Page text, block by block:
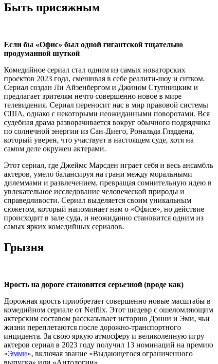
Быть присяжным
Если бы «Офис» был одной гигантской тщательно
продуманной шуткой
Комедийное сериал стал одним из самых новаторских
проектов 2023 года, смешивая в себе реалити-шоу и ситком.
Сериал создан Ли Айзенбергом и Джином Ступницким и
предлагает зрителям нечто совершенно новое в мире
телевидения. Сериал переносит нас в мир правовой системы
США, однако с некоторыми неожиданными поворотами. Вся
судебная драма разворачивается вокруг обычного подрядчика
по солнечной энергии из Сан-Диего, Рональда Глэддена,
который уверен, что участвует в настоящем суде, хотя на
самом деле окружен актерами.
Этот сериал, где Джеймс Марсден играет себя и весь ансамбль
актеров, умело балансируя на грани между моральными
дилеммами и развлечением, превращая сомнительную идею в
увлекательное исследование человеческой природы и
справедливости. Сериал выделяется своим уникальным
сюжетом, который напоминает нам о «Офисе», но действие
происходит в зале суда, и неожиданно становится одним из
самых ярких комедийных сериалов.
Грызня
Ярость на дороге становится серьезной (вроде как)
Дорожная ярость приобретает совершенно новые масштабы в
комедийном сериале от Netflix. Этот шедевр с ошеломляющим
актерским составом рассказывает историю Дэнни и Эми, чьи
жизни переплетаются после дорожно-транспортного
инцидента. За свою яркую атмосферу и великолепную игру
актеров сериал в 2023 году получил 13 номинаций на премию
«Эмми», включая звание «Выдающегося ограниченного
выпуска» или «Антологии».